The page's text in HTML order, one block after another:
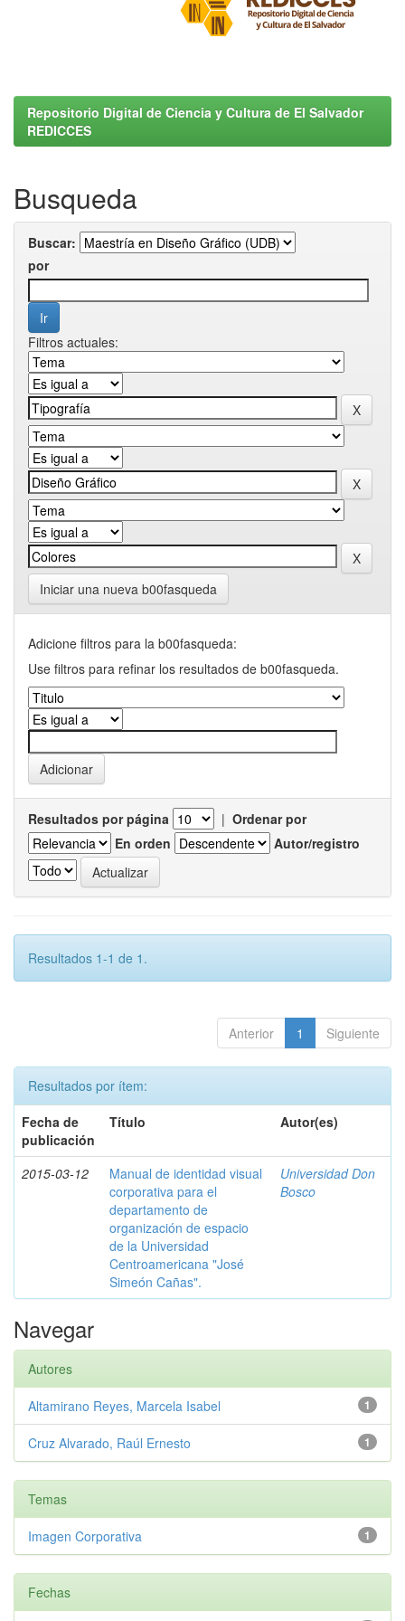
Repositorio Digital de Ciencia y Cultura de El Salvador
REDICCES
Busqueda
Buscar:
por
Filtros actuales:
Iniciar una nueva b00fasqueda
Adicione filtros para la b00fasqueda:
Use filtros para refinar los resultados de b00fasqueda.
Resultados por página | Ordenar por
En orden
Autor/registro
Resultados 1-1 de 1.
Anterior 1 Siguiente
Resultados por ítem:
Fecha de
publicación
Título Autor(es)
2015-03-12
Manual de identidad visual
corporativa para el
departamento de
organización de espacio
de la Universidad
Centroamericana "José
Simeón Cañas".
Universidad Don
Bosco
Navegar
Autores
1
Altamirano Reyes, Marcela Isabel
1
Cruz Alvarado, Raúl Ernesto
Temas
1
Imagen Corporativa
Fechas